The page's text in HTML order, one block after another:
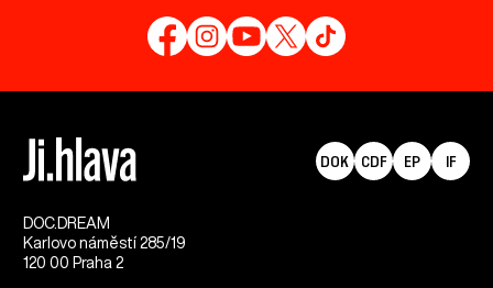
DOC.DREAM​
Karlovo náměstí 285/19
120 00 Praha 2
DOK CDF EP IF